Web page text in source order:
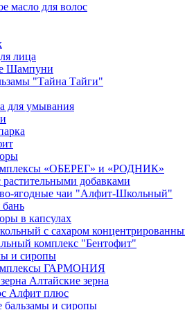
масло для волос
лица
Шампуни
"Тайна Тайги"
для умывания
«ОБЕРЕГ» и «РОДНИК»
растительными добавками
ягодные чаи "Алфит-Школьный"
в капсулах
с сахаром
комплекс "Бентофит"
и сиропы
ГАРМОНИЯ
Алтайские зерна
Алфит плюс
бальзамы и сиропы